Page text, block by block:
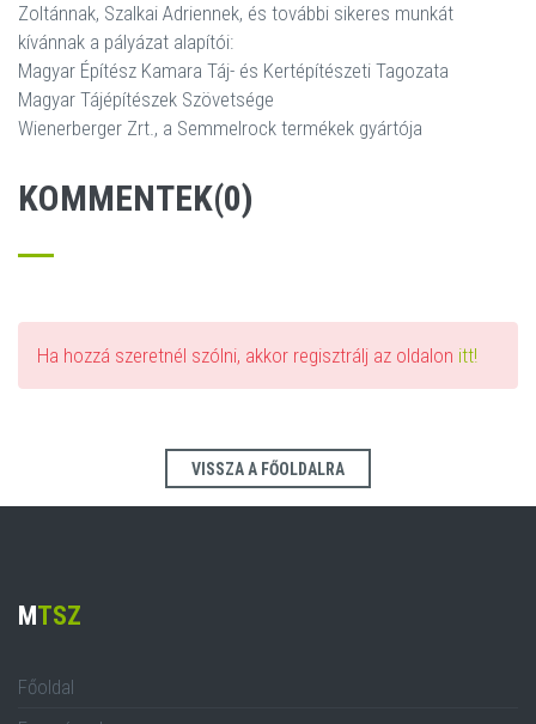
Zoltánnak, Szalkai Adriennek, és további sikeres munkát
kívánnak a pályázat alapítói:
Magyar Építész Kamara Táj- és Kertépítészeti Tagozata
Magyar Tájépítészek Szövetsége
Wienerberger Zrt., a Semmelrock termékek gyártója
KOMMENTEK(0)
Ha hozzá szeretnél szólni, akkor regisztrálj az oldalon itt!
VISSZA A FŐOLDALRA
MTSZ
Főoldal